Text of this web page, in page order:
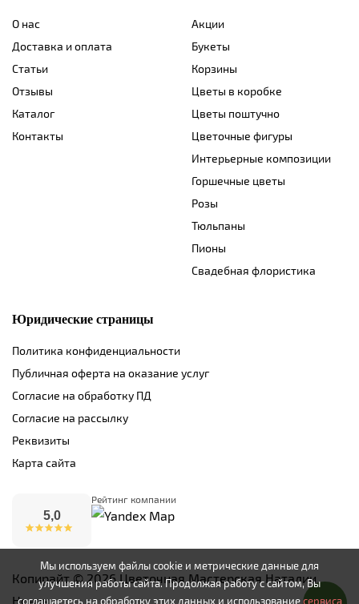
О нас
Доставка и оплата
Статьи
Отзывы
Каталог
Контакты
Акции
Букеты
Корзины
Цветы в коробке
Цветы поштучно
Цветочные фигуры
Интерьерные композиции
Горшечные цветы
Розы
Тюльпаны
Пионы
Свадебная флористика
Юридические страницы
Политика конфиденциальности
Публичная оферта на оказание услуг
Согласие на обработку ПД
Согласие на рассылку
Реквизиты
Карта сайта
5,0
Рейтинг компании
Копирайт © 2026 Цветочная Мастерская Наталии
Новак
Мы используем файлы cookie и метрические данные для
улучшения работы сайта. Продолжая работу с сайтом, Вы
соглашаетесь на обработку этих данных и использованиесервиса